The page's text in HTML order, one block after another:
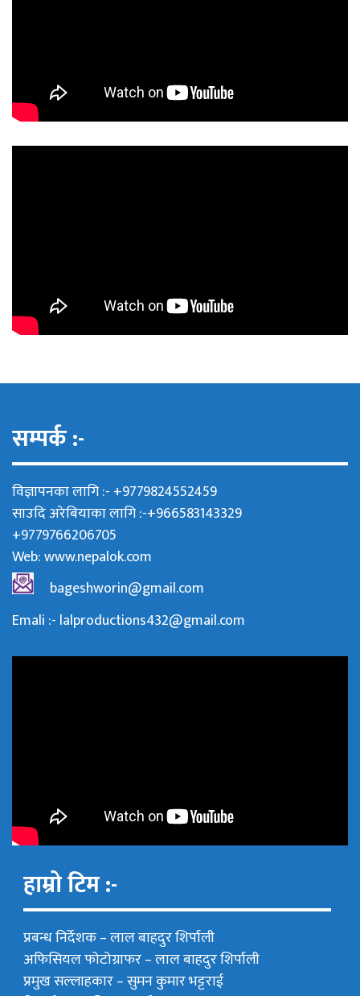
सम्पर्क :-
विज्ञापनका लागि :- +9779824552459
साउदि अरेबियाका लागि :-+966583143329
+9779766206705
Web:www.nepalok.com
bageshworin@gmail.com
Emali :- lalproductions432@gmail.com
हाम्रो टिम :-
प्रबन्ध निर्देशक –लाल बाहदुर शिर्पाली
अफिसियल फोटोग्राफर –लाल बाहदुर शिर्पाली
प्रमुख सल्लाहकार –सुमन कुमार भट्टराई